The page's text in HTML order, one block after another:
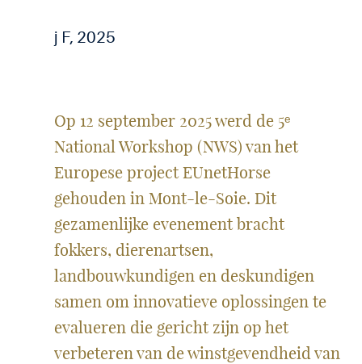
j F, 2025
Op 12 september 2025 werd de 5ᵉ
National Workshop (NWS) van het
Europese project EUnetHorse
gehouden in Mont-le-Soie. Dit
gezamenlijke evenement bracht
fokkers, dierenartsen,
landbouwkundigen en deskundigen
samen om innovatieve oplossingen te
evalueren die gericht zijn op het
verbeteren van de winstgevendheid van